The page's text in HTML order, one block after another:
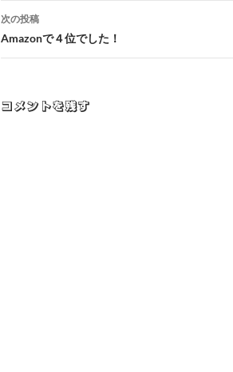
ナ
ビ
次の投稿
Amazonで４位でした！
コメントを残す